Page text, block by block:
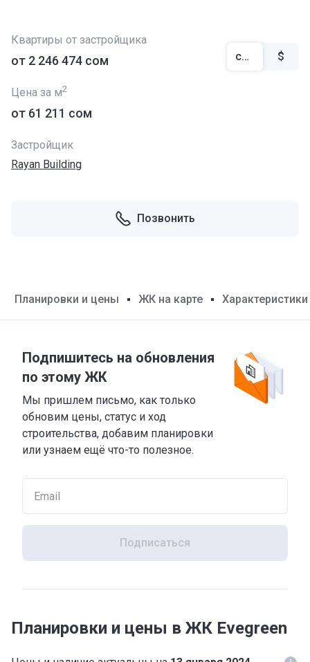
Квартиры от застройщика
от ‍2 246 474 сом
Цена за м2
от ‍61 211 сом
сом $
Застройщик
Rayan Building
Позвонить
Планировки и цены ЖК на карте Характеристики
Подпишитесь на обновления
по этому ЖК
Мы пришлем письмо, как только
обновим цены, статус и ход
строительства, добавим планировки
или узнаем ещё что-то полезное.
Подписаться
Планировки и цены в ЖК Evegreen